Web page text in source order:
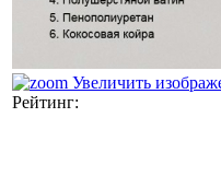
Увеличить
Рейтинг: